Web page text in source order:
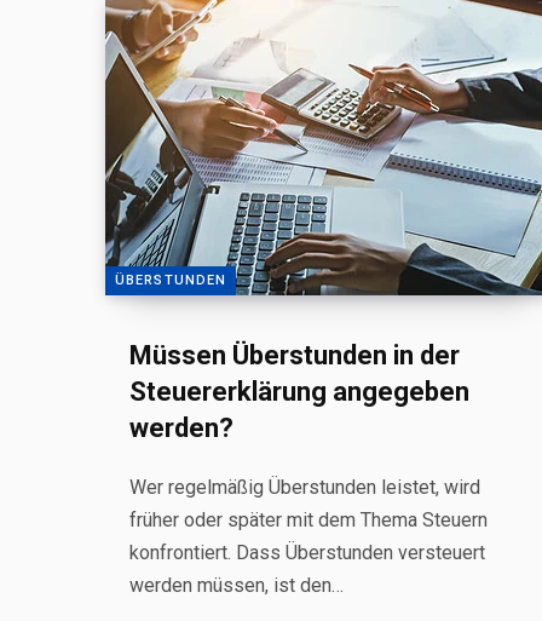
ÜBERSTUNDEN
Müssen Überstunden in der
Steuererklärung angegeben
werden?
Wer regelmäßig Überstunden leistet, wird
früher oder später mit dem Thema Steuern
konfrontiert. Dass Überstunden versteuert
werden müssen, ist den…